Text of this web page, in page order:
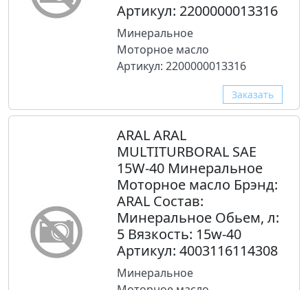
Артикул: 2200000013316
Минеральное
Моторное масло
Артикул: 2200000013316
Заказать
ARAL ARAL
MULTITURBORAL SAE
15W-40 Минеральное
Моторное масло Брэнд:
ARAL Состав:
Минеральное Обьем, л:
5 Вязкость: 15w-40
Артикул: 4003116114308
Минеральное